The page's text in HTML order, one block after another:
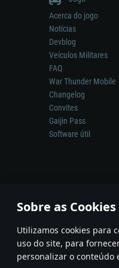
Sobre as
Utilizamos cookies para
uso do site, para
personalizar o conteúdo
Acerca do jogo
Notícias
Devblog
Veículos Militares
FAQ
War Thunder Mobile
Changelog
Convites
Gaijin Pass
Software útil
A reprodução de
© 2011—2026 Gaijin
Termos e condições